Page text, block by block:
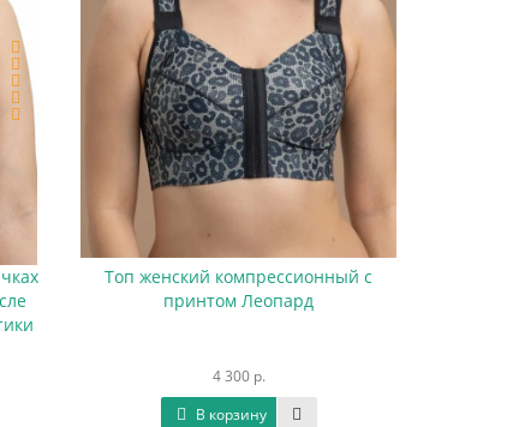
Топ женский компрессионный с
принтом Леопард
4 300 р.
В корзину